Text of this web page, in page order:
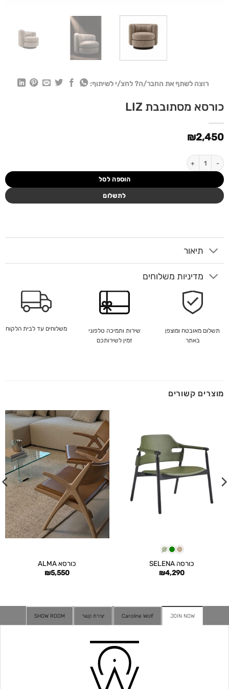
רוצה לשתף את החבר/ה? לחצ/י לשיתוף:
כורסא מסתובבת LIZ
₪2,450
כמות של כורסא מסתובבת LIZ
הוספה לסל
לתשלום
תיאור
מדיניות משלוחים
תשלום מאובטח ומוצפן
באתר
שירות ותמיכה טלפוני
זמין לשירותכם
משלוחים עד לבית הלקוח
מוצרים קשורים
כורסה SELENA
₪4,290
כורסא ALMA
₪5,550
JOIN NOW
Caroline Wolf יצירת קשר SHOW ROOM